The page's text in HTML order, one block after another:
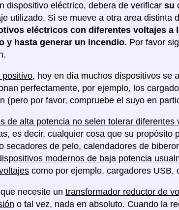
dispositivo eléctrico, debera de verificar su
utilizado. Si se mueve a otra area distinta
eléctricos con diferentes voltajes a
y hasta generar un incendio. Por favor
positivo, hoy en día muchos dispositivos se
perfectamente, por ejemplo, los
(pero por favor, compruebe el suyo en
de alta potencia no selen tolerar diferentes
es decir, cualquier cosa que su
secadores de pelo, calendadores de
modernos de baja potencia
como por ejemplo, cargadores USB,
necesite un transformador reductor de
o tal vez, nada en absoluto. Cuando la